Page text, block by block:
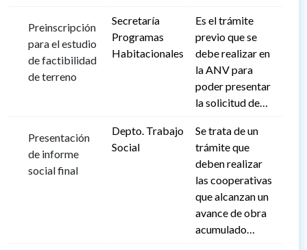
Preinscripción
para el estudio
de factibilidad
de terreno
Secretaría
Programas
Habitacionales
Es el trámite
previo que se
debe realizar en
la ANV para
poder presentar
la solicitud de…
Presentación
de informe
social final
Depto. Trabajo
Social
Se trata de un
trámite que
deben realizar
las cooperativas
que alcanzan un
avance de obra
acumulado…